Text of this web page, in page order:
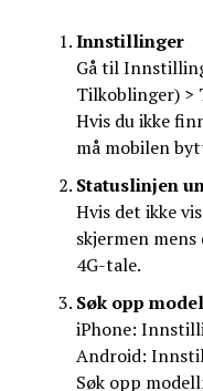
Innstillinger
Gå til
Tilkoblinger) >
Hvis du ikke
må mobilen
Statuslinjen
Hvis det ikke
skjermen
4G-tale.
Søk opp
iPhone:
Android:
Søk opp